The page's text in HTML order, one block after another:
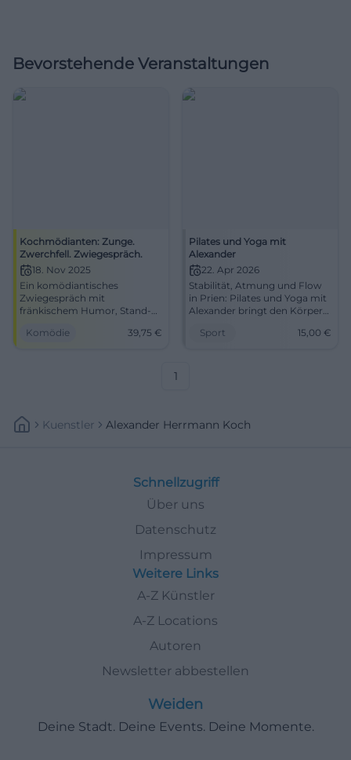
Bevorstehende Veranstaltungen
Kochmödianten: Zunge.
Zwerchfell. Zwiegespräch.
18. Nov 2025
Ein komödiantisches
Zwiegespräch mit
fränkischem Humor, Stand-
Freiheitshalle Hof. Sichere dir
Komödie 39,75 €
Pilates und Yoga mit
Alexander
22. Apr 2026
Stabilität, Atmung und Flow
in Prien: Pilates und Yoga mit
Alexander bringt den Körper
Uhr, 15 Euro pro Einheit. Jetzt
Sport 15,00 €
1
Kuenstler Alexander Herrmann Koch
Schnellzugriff
Über uns
Datenschutz
Impressum
Weitere Links
A-Z Künstler
A-Z Locations
Autoren
Newsletter abbestellen
Weiden
Deine Stadt. Deine Events. Deine Momente.